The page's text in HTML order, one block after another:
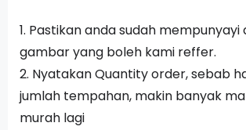
1. Pastikan anda sudah mempunyayi
gambar yang boleh kami reffer.
2. Nyatakan Quantity order, sebab
jumlah tempahan, makin banyak
murah lagi